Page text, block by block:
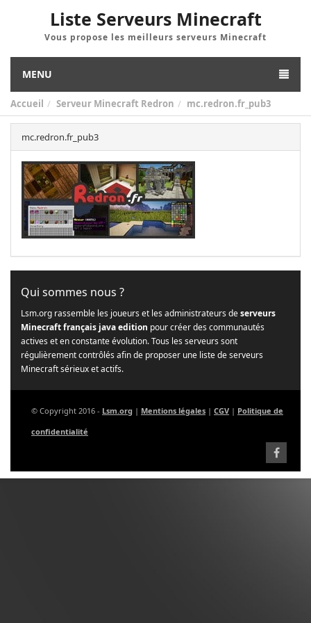
Liste Serveurs Minecraft
Vous propose les meilleurs serveurs Minecraft
MENU
Accueil Serveur Minecraft Redron mc.redron.fr_pub3
mc.redron.fr_pub3
Qui sommes nous ?
Lsm.org rassemble les joueurs et les administrateurs deserveurs
Minecraft français java edition pour créer des communautés
actives et en constante évolution. Tous les serveurs sont
régulièrement contrôlés afin de proposer une liste de serveurs
Minecraft sérieux et actifs.
© Copyright 2016 - Lsm.org | Mentions légales | CGV | Politique de
confidentialité